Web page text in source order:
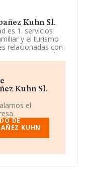
Kuhn Sl.
es 1. servicios
y el turismo
relacionadas con
3. servicios de
como Sociedad
de las
realiza
número de
de un número de
Kuhn Sl.
el
DE
KUHN